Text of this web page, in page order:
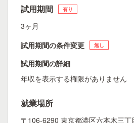
試用期間 有り
3ヶ月
試用期間の条件変更
無し
試用期間の詳細
年収を表示する権限がありません
就業場所
〒106-6290 東京都港区六本木三丁